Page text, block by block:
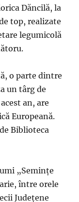
Dăncilă, la
top, realizate
legumicolă
o parte dintre
un târg de
an, are
Europeană.
Biblioteca
„Seminţe
între orele
Judeţene